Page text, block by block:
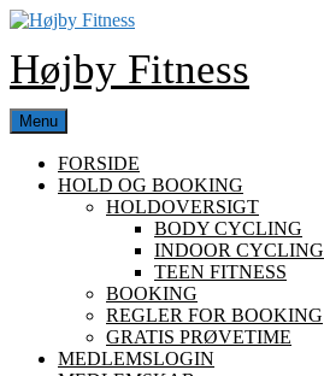
Skip
content
Højby Fitness
Menu
FORSIDE
HOLD OG BOOKING
HOLDOVERSIGT
BODY CYCLING
INDOOR CYCLING
TEEN FITNESS
BOOKING
REGLER FOR BOOKING
GRATIS PRØVETIME
MEDLEMSLOGIN